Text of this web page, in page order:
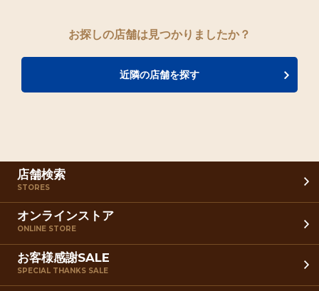
お探しの店舗は見つかりましたか？
近隣の店舗を探す
店舗検索
STORES
オンラインストア
ONLINE STORE
お客様感謝SALE
SPECIAL THANKS SALE